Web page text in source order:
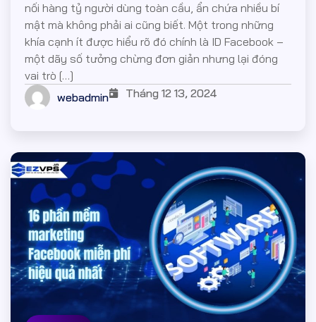
nối hàng tỷ người dùng toàn cầu, ẩn chứa nhiều bí
mật mà không phải ai cũng biết. Một trong những
khía cạnh ít được hiểu rõ đó chính là ID Facebook –
một dãy số tưởng chừng đơn giản nhưng lại đóng
vai trò […]
webadmin
Tháng 12 13, 2024